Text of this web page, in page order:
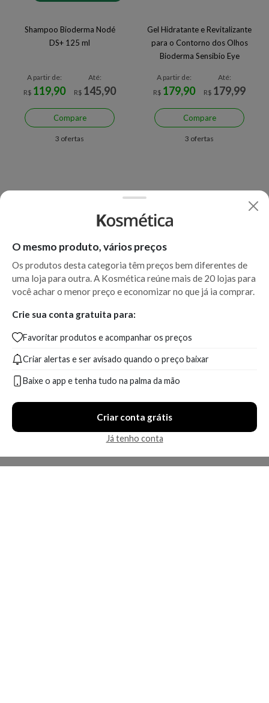
Shampoo Bioderma Nodé
DS+ 125 ml
A partir de:
R$ 119,90
Até:
R$ 145,90
Compare
3 ofertas
Gel Hidratante e Revitalizante
para o Contorno dos Olhos
Bioderma Sensibio Eye
A partir de:
R$ 179,90
Até:
R$ 179,99
Compare
3 ofertas
O mesmo produto, vários preços
Os produtos desta categoria têm preços bem diferentes de
uma loja para outra. A Kosmética reúne mais de 20 lojas para
você achar o menor preço e economizar no que já ia comprar.
Crie sua conta gratuita para:
Favoritar produtos e acompanhar os preços
Criar alertas e ser avisado quando o preço baixar
Baixe o app e tenha tudo na palma da mão
Criar conta grátis
Já tenho conta